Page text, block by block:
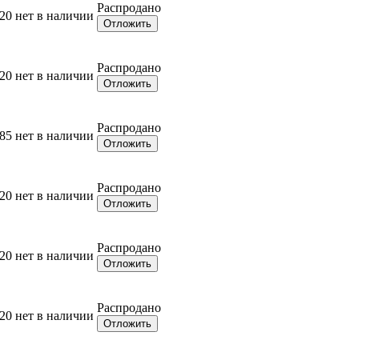
нет в наличии
Распродано
Отложить
нет в наличии
Распродано
Отложить
нет в наличии
Распродано
Отложить
нет в наличии
Распродано
Отложить
нет в наличии
Распродано
Отложить
нет в наличии
Распродано
Отложить